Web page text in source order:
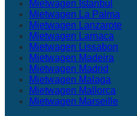
Mietwagen Istanbul
Mietwagen La Palma
Mietwagen Lanzarote
Mietwagen Larnaca
Mietwagen Lissabon
Mietwagen Madeira
Mietwagen Madrid
Mietwagen Malaga
Mietwagen Mallorca
Mietwagen Marseille